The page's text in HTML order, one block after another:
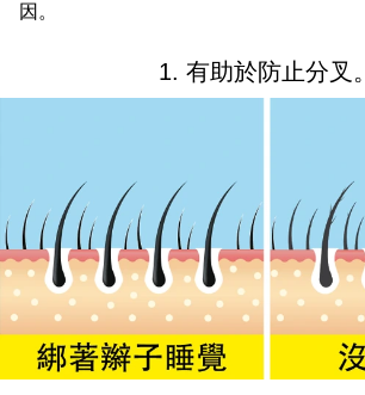
因。
1. 有助於防止分叉。